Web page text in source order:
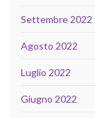
Settembre 2022
Agosto 2022
Luglio 2022
Giugno 2022